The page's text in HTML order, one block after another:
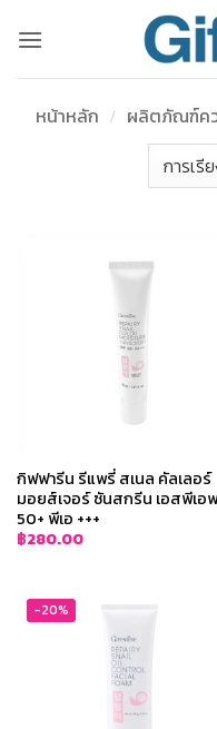
หน้าหลัก / ผลิตภัณฑ์คว
กิฟฟารีน รีแพรี่ สเนล คัลเลอร์
มอยส์เจอร์ ซันสกรีน เอสพีเอฟ
50+ พีเอ +++
฿280.00
-20%